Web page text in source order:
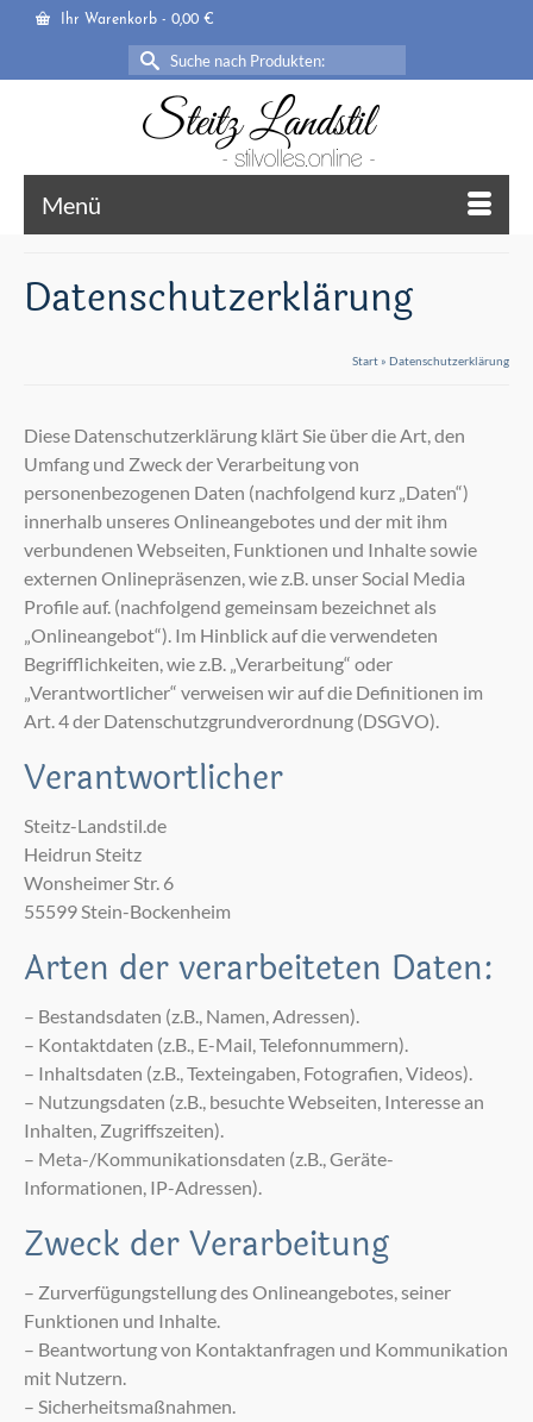
Ihr Warenkorb - 0,00 €
Suche
nach:
Menü
Datenschutzerklärung
Start » Datenschutzerklärung
Diese Datenschutzerklärung klärt Sie über die Art, den
Umfang und Zweck der Verarbeitung von
personenbezogenen Daten (nachfolgend kurz „Daten“)
innerhalb unseres Onlineangebotes und der mit ihm
verbundenen Webseiten, Funktionen und Inhalte sowie
externen Onlinepräsenzen, wie z.B. unser Social Media
Profile auf. (nachfolgend gemeinsam bezeichnet als
„Onlineangebot“). Im Hinblick auf die verwendeten
Begrifflichkeiten, wie z.B. „Verarbeitung“ oder
„Verantwortlicher“ verweisen wir auf die Definitionen im
Art. 4 der Datenschutzgrundverordnung (DSGVO).
Verantwortlicher
Steitz-Landstil.de
Heidrun Steitz
Wonsheimer Str. 6
55599 Stein-Bockenheim
Arten der verarbeiteten Daten:
– Bestandsdaten (z.B., Namen, Adressen).
– Kontaktdaten (z.B., E-Mail, Telefonnummern).
– Inhaltsdaten (z.B., Texteingaben, Fotografien, Videos).
– Nutzungsdaten (z.B., besuchte Webseiten, Interesse an
Inhalten, Zugriffszeiten).
– Meta-/Kommunikationsdaten (z.B., Geräte-
Informationen, IP-Adressen).
Zweck der Verarbeitung
– Zurverfügungstellung des Onlineangebotes, seiner
Funktionen und Inhalte.
– Beantwortung von Kontaktanfragen und Kommunikation
mit Nutzern.
– Sicherheitsmaßnahmen.